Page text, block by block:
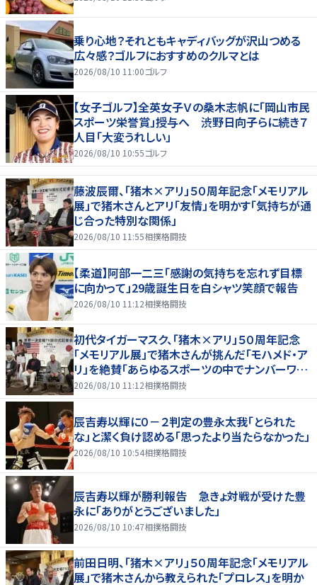
乗り心地？それともキャディバッグが沢山つめる
広々感？ゴルフにおすすめのクルマとは
2026/08/10 11:00ゴルフ
【女子ゴルフ】全英女子Ｖの桑木志帆に「岡山市民
スポーツ栄誉賞」授与へ 渋野日向子らに続き７
人目「大変うれしい」
2026/08/10 10:55ゴルフ
藤波辰爾、「猪木×アリ」５０周年記念「メモリアル
展」で猪木さんとアリ「友情」を明かす「気持ちが通
じ合った特別な関係」
2026/08/10 11:55相撲格闘技
【柔道】阿部一二三「感謝の気持ちを忘れず目標
に向かって」29歳誕生日を白シャツ笑顔で報告
2026/08/10 11:12相撲格闘技
初代タイガーマスク、「猪木×アリ」５０周年記念
「メモリアル展」で猪木さんが挑んだ「モハメド・ア
リ」を絶賛「あらゆるスポーツの中でナンバーワン
の存在」
2026/08/10 11:12相撲格闘技
辰吉寿以輝に０－２判定の豊永太我「とられた
な」と潔く負け認める「思ったより当たらなかった」
2026/08/10 10:54相撲格闘技
辰吉寿以輝が勝利報告 急きょ対戦が受けた豊
永に「ありがとうございました」
2026/08/10 10:47相撲格闘技
前田日明、「猪木×アリ」５０周年記念「メモリアル
展」で猪木さんから教えられた「プロレス」を明か